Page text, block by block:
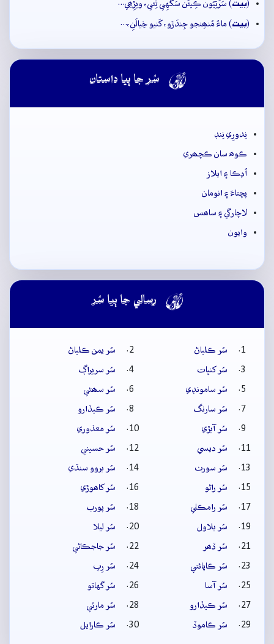
(بيت) سَرَتِيُون ڪِيئَن سَگهِي ٿِئي، ويڙِھِي…
(بيت) ماءُ مُنھِنجو جِندَڙو، کَنيو خِيالَنِ،…
 سُر جا ٻيا داستان
نِدورِي نِنڊ
ڪوھ سان ڪچھري
اُڊڪا ۽ ايلاز
پڇتاءَ ۽ انومان
لاچارگي ۽ ساھس
وايون
 رسالي جا ٻيا سُر
سُر ڪلياڻ
سُر يمن ڪلياڻ
سُر کنڀات
سُر سريراڳ
سُر سامونڊي
سُر سھڻي
سُر سارنگ
سُر ڪيڏارو
سُر آبڙي
سُر معذوري
سُر ديسي
سُر حسيني
سُر سورٺ
سُر بروو سنڌي
سُر راڻو
سُر کاھوڙي
سُر رامڪلي
سُر پورب
سُر بلاول
سُر ليلا
سُر ڏھر
سُر جاجڪاڻي
سُر ڪاپائتي
سُر رِپ
سُر آسا
سُر گهاتو
سُر ڪيڏارو
سُر مارئي
سُر ڪاموڏ
سُر ڪارايل